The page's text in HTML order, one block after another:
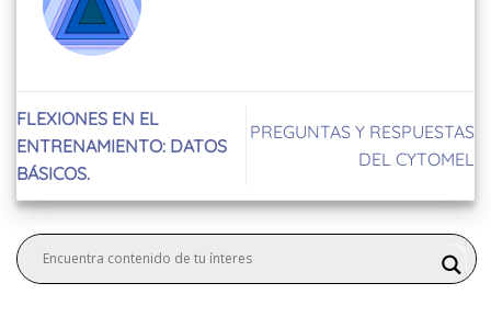
FLEXIONES EN EL
ENTRENAMIENTO: DATOS
BÁSICOS.
PREGUNTAS Y RESPUESTAS
DEL CYTOMEL